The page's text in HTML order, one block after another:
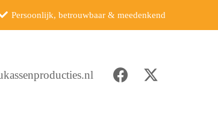
Persoonlijk, betrouwbaar & meedenkend